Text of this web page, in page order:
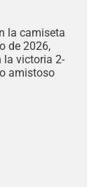
la camiseta
de 2026,
la victoria 2-
amistoso